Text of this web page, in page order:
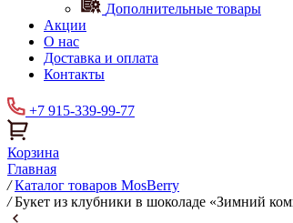
Дополнительные товары
Акции
О нас
Доставка и оплата
Контакты
+7 915-339-99-77
Корзина
Главная
/ Каталог товаров MosBerry
/ Букет из клубники в шоколаде «Зимний